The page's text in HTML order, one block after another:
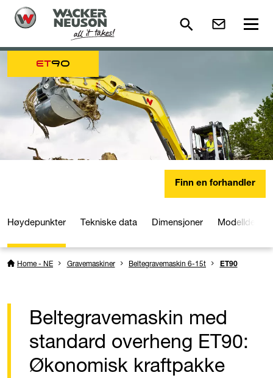
ET90
Finn en forhandler
Høydepunkter Tekniske data Dimensjoner
Home - NE Gravemaskiner Beltegravemaskin 6-15t ET90
Beltegravemaskin med
standard overheng ET90:
Økonomisk kraftpakke